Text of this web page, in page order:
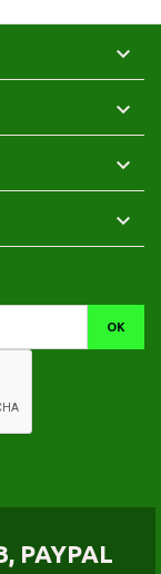




PAYPAL